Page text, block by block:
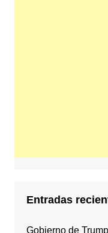
Entradas
Gobierno de